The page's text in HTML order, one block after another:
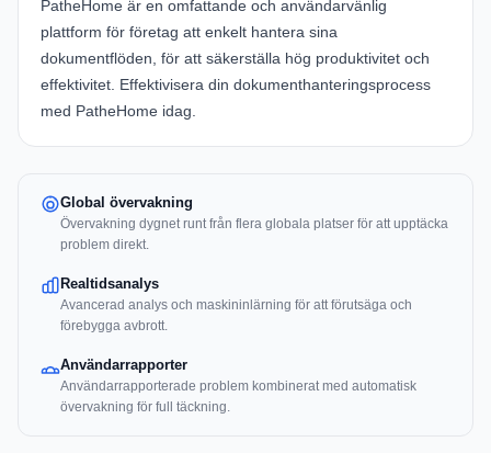
PatheHome är en omfattande och användarvänlig
plattform för företag att enkelt hantera sina
dokumentflöden, för att säkerställa hög produktivitet och
effektivitet. Effektivisera din dokumenthanteringsprocess
med PatheHome idag.
Global övervakning
Övervakning dygnet runt från flera globala platser för att upptäcka
problem direkt.
Realtidsanalys
Avancerad analys och maskininlärning för att förutsäga och
förebygga avbrott.
Användarrapporter
Användarrapporterade problem kombinerat med automatisk
övervakning för full täckning.